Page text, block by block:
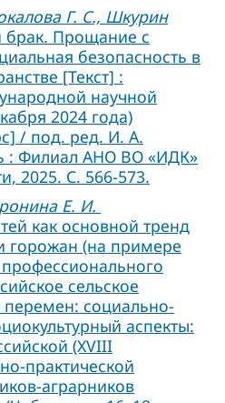
Г. С., Шкурин
Прощание с
безопасность в
[Текст] :
научной
2024 года)
/ под. ред. И. А.
: Филиал АНО ВО «ИДК»
2025. С. 566-573.
Е. И.
как основной тренд
горожан (на примере
сельское
социально-
аспекты:
(XVIII
практической
аграрников